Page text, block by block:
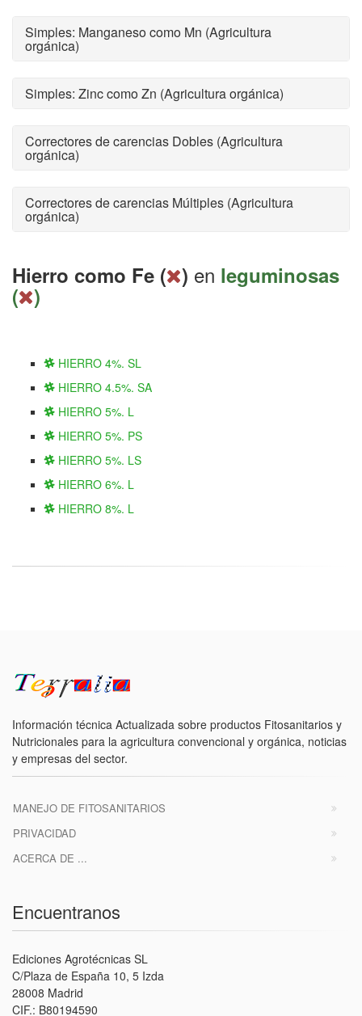
Simples: Manganeso como Mn (Agricultura
orgánica)
Simples: Zinc como Zn (Agricultura orgánica)
Correctores de carencias Dobles (Agricultura
orgánica)
Correctores de carencias Múltiples (Agricultura
orgánica)
Hierro como Fe ( ) en leguminosas
( )
HIERRO 4%. SL
HIERRO 4.5%. SA
HIERRO 5%. L
HIERRO 5%. PS
HIERRO 5%. LS
HIERRO 6%. L
HIERRO 8%. L
Información técnica Actualizada sobre productos Fitosanitarios y
Nutricionales para la agricultura convencional y orgánica, noticias
y empresas del sector.
MANEJO DE FITOSANITARIOS
PRIVACIDAD
ACERCA DE ...
Encuentranos
Ediciones Agrotécnicas SL
C/Plaza de España 10, 5 Izda
28008 Madrid
CIF.: B80194590